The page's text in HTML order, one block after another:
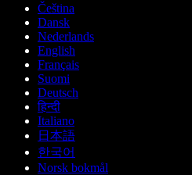
Čeština
Dansk
Nederlands
English
Français
Suomi
Deutsch
हिन्दी
Italiano
日本語
한국어
Norsk bokmål